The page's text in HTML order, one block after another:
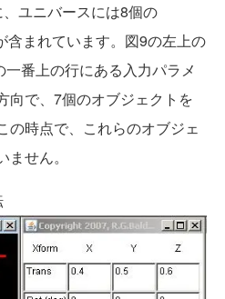
ユニバースには8個の
まれています。図9の左上の
番上の行にある入力パラメ
向で、7個のオブジェクトを
の時点で、これらのオブジェ
せん。